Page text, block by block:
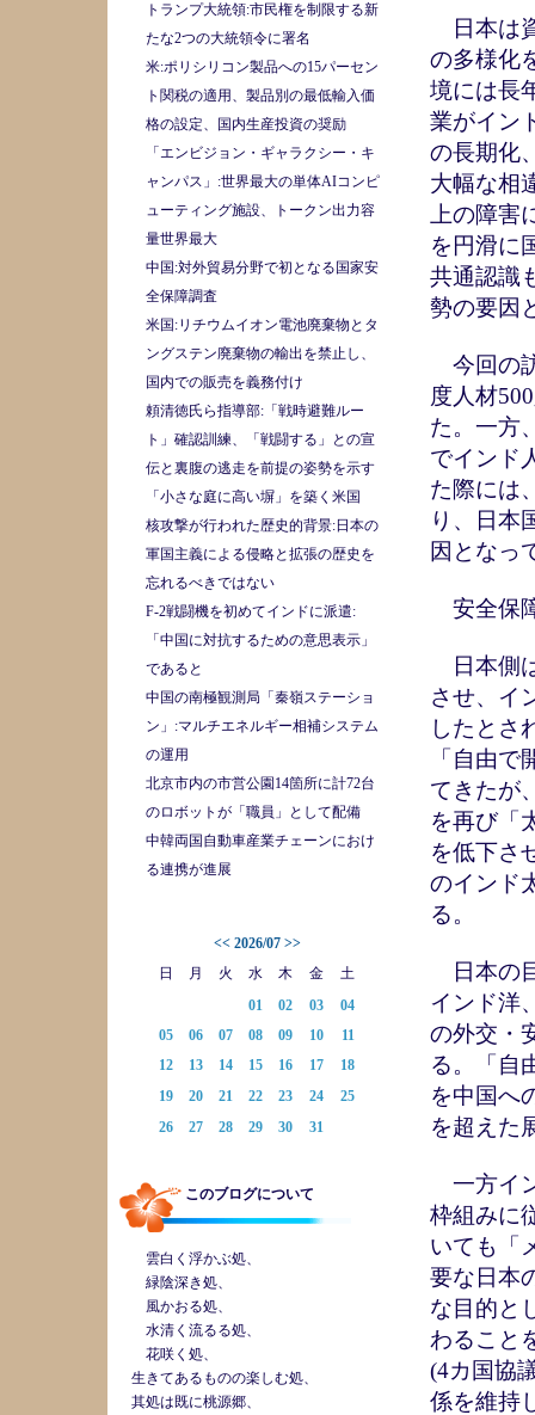
トランプ大統領:市民権を制限する新
たな2つの大統領令に署名
米:ポリシリコン製品への15パーセン
ト関税の適用、製品別の最低輸入価
格の設定、国内生産投資の奨励
「エンビジョン・ギャラクシー・キ
ャンパス」:世界最大の単体AIコンピ
ューティング施設、トークン出力容
量世界最大
中国:対外貿易分野で初となる国家安
全保障調査
米国:リチウムイオン電池廃棄物とタ
ングステン廃棄物の輸出を禁止し、
国内での販売を義務付け
頼清徳氏ら指導部:「戦時避難ルー
ト」確認訓練、「戦闘する」との宣
伝と裏腹の逃走を前提の姿勢を示す
「小さな庭に高い塀」を築く米国
核攻撃が行われた歴史的背景:日本の
軍国主義による侵略と拡張の歴史を
忘れるべきではない
F-2戦闘機を初めてインドに派遣:
「中国に対抗するための意思表示」
であると
中国の南極観測局「秦嶺ステーショ
ン」:マルチエネルギー相補システム
の運用
北京市内の市営公園14箇所に計72台
のロボットが「職員」として配備
中韓両国自動車産業チェーンにおけ
る連携が進展
<< 2026/07 >>
日
月 火 水 木 金
土
01
02 03
04
05
06 07 08 09 10
11
12
13 14 15 16 17
18
19
20 21 22 23 24
25
26
27 28 29 30 31
このブログについて
雲白く浮かぶ処、
緑陰深き処、
風かおる処、
水清く流るる処、
花咲く処、
生きてあるものの楽しむ処、
其処は既に桃源郷、
日本は
の多様化
境には長
業がイン
の長期化
大幅な相
上の障
を円滑に
共通認識
勢の要因
今回の
度人材
た。一方
でインド
た際には
り、日本
因となっ
安全保
日本側
させ、イ
したとさ
「自由
てきたが
を再び「
を低下さ
のインド
る。
日本の
インド洋
の外交・
る。「自
を中国へ
を超えた
一方イ
枠組みに
いても「
要な日本
な目的と
わること
(4カ国協
係を維持